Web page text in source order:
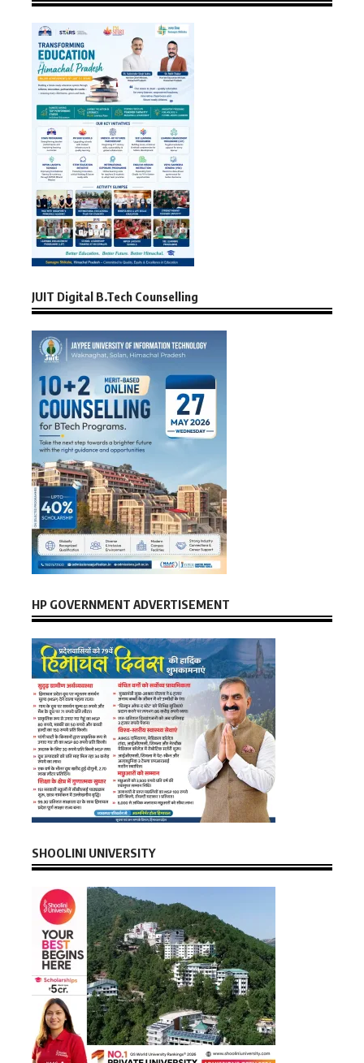
JUIT Digital B.Tech Counselling
HP GOVERNMENT ADVERTISEMENT
SHOOLINI UNIVERSITY